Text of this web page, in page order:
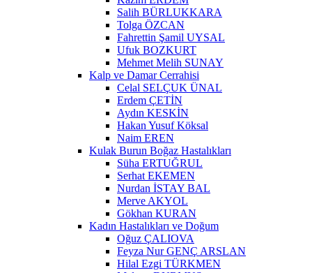
Salih BÜRLUKKARA
Tolga ÖZCAN
Fahrettin Şamil UYSAL
Ufuk BOZKURT
Mehmet Melih SUNAY
Kalp ve Damar Cerrahisi
Celal SELÇUK ÜNAL
Erdem ÇETİN
Aydın KESKİN
Hakan Yusuf Köksal
Naim EREN
Kulak Burun Boğaz Hastalıkları
Süha ERTUĞRUL
Serhat EKEMEN
Nurdan İSTAY BAL
Merve AKYOL
Gökhan KURAN
Kadın Hastalıkları ve Doğum
Oğuz ÇALIOVA
Feyza Nur GENÇ ARSLAN
Hilal Ezgi TÜRKMEN